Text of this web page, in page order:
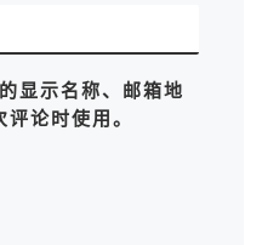
显示名称、邮箱地
论时使用。